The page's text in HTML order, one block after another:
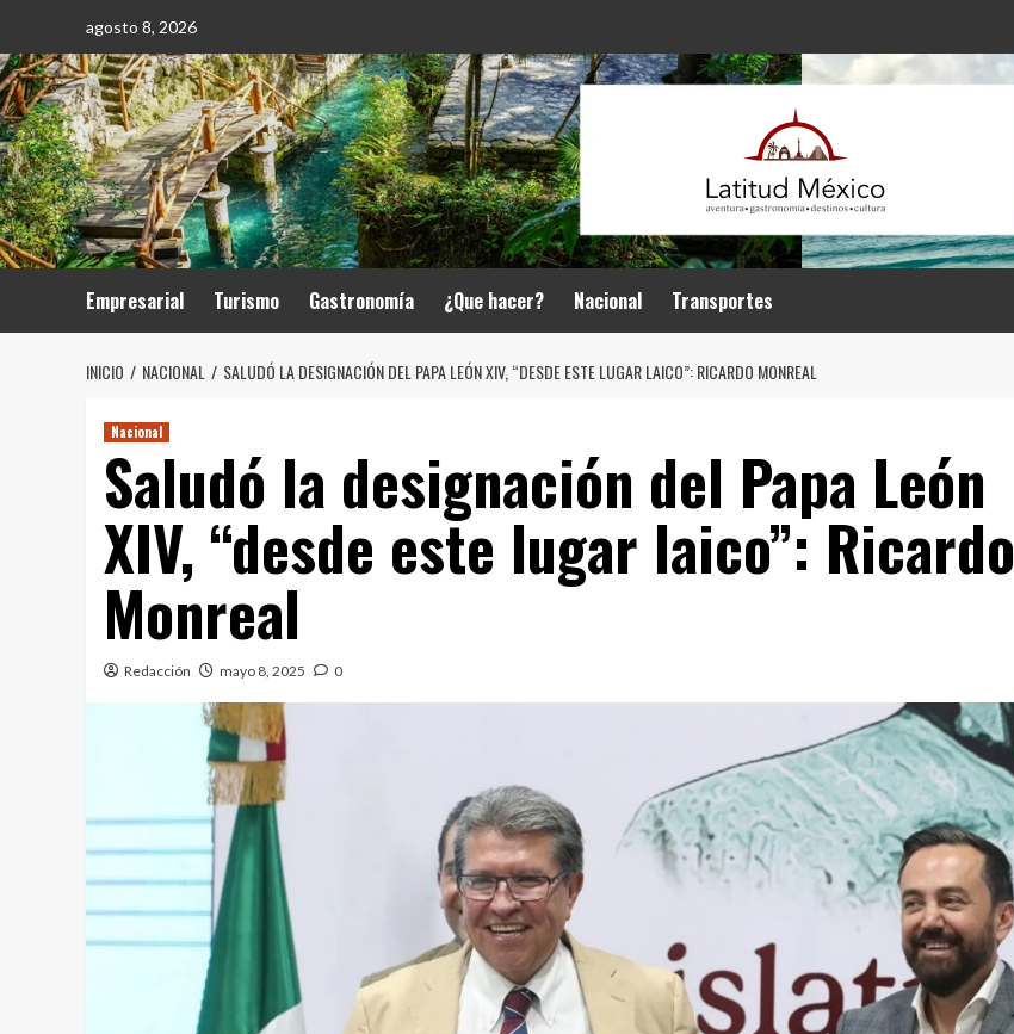
contenido
agosto 8, 2026
Empresarial Turismo Gastronomía ¿Que hacer? Nacional Transportes
INICIO NACIONAL SALUDÓ LA DESIGNACIÓN DEL PAPA LEÓN XIV, “DESDE ESTE LUGAR LAICO”: RICARDO MONREAL
Nacional
Saludó la designación del Papa León
XIV, “desde este lugar laico”: Ricardo
Monreal
Redacción mayo 8, 2025 0